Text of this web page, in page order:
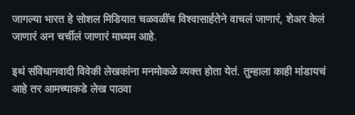
जागल्या भारतहे सोशल मिडियात चळवळींच विश्वासार्हतेने वाचलं जाणारं, शेअर केलं
जाणारं अन चर्चीलं जाणारं माध्यम आहे.
इथं संविधानवादी विवेकी लेखकांना मनमोकळे व्यक्त होता येतं. तुम्हाला काही मांडायचं
आहे तर आमच्याकडे लेख पाठवा